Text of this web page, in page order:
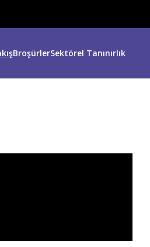
BroşürlerSektörel Tanınırlık